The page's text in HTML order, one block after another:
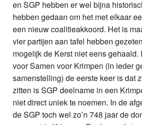
en SGP hebben er wel bijna
hebben gedaan om het met elkaar
een nieuw coalitieakkoord. Het is
vier partijen aan tafel hebben
mogelijk de Kerst niet eens gehaald.
voor Samen voor Krimpen (in ieder
samenstelling) de eerste keer is dat
zitten is SGP deelname in een
niet direct uniek te noemen. In de
de SGP toch wel zo’n 748 jaar de